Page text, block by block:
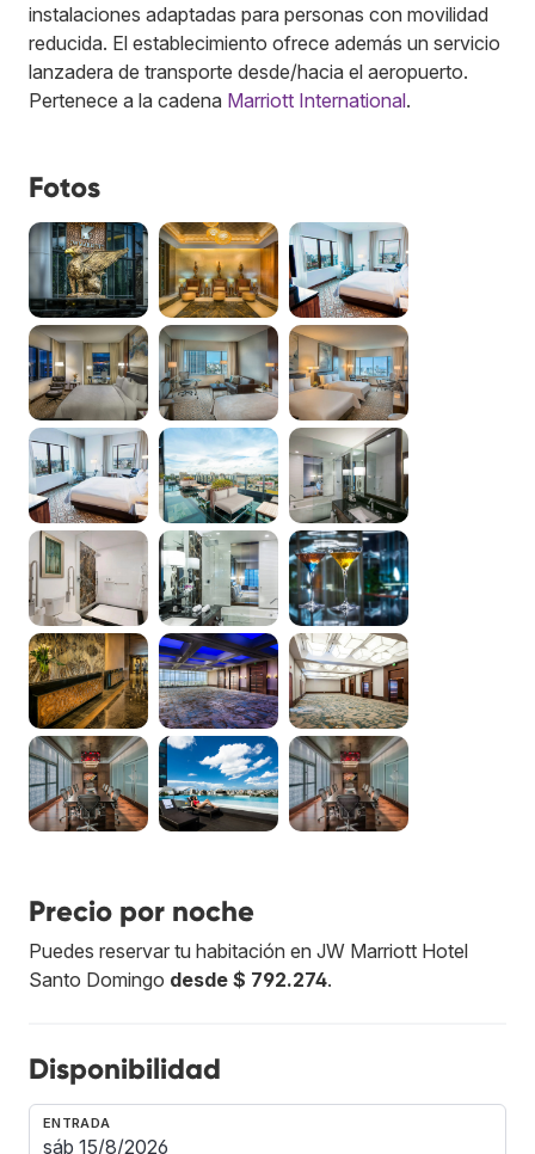
instalaciones adaptadas para personas con movilidad
reducida. El establecimiento ofrece además un servicio
lanzadera de transporte desde/hacia el aeropuerto.
Pertenece a la cadena Marriott International.
Fotos
Precio por noche
Puedes reservar tu habitación en JW Marriott Hotel
Santo Domingo desde $ 792.274.
Disponibilidad
ENTRADA